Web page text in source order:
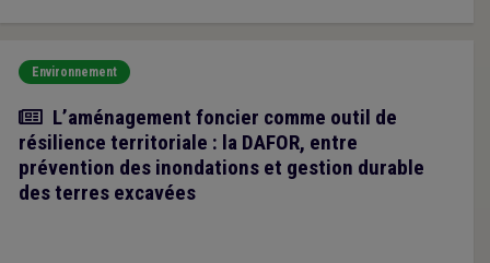
Environnement
Article
L’aménagement foncier comme outil de
résilience territoriale : la DAFOR, entre
prévention des inondations et gestion durable
des terres excavées